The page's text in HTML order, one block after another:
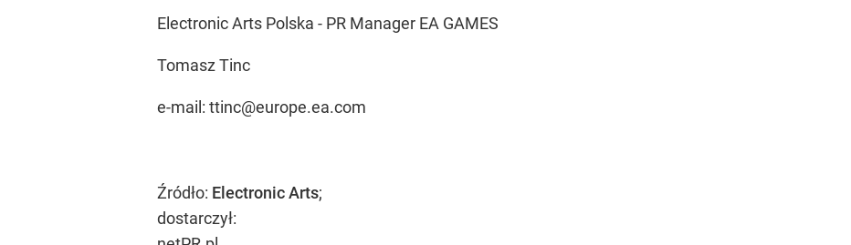
Electronic Arts Polska - PR Manager EA GAMES
Tomasz Tinc
e-mail: ttinc@europe.ea.com
Źródło: Electronic Arts;
dostarczył: